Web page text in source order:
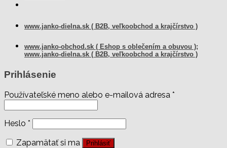
www.janko-dielna.sk ( B2B, veľkoobchod a krajčírstvo )
www.janko-obchod.sk ( Eshop s oblečením a obuvou );
www.janko-dielna.sk ( B2B, veľkoobchod a krajčírstvo )
Prihlásenie
Používateľské meno alebo e-mailová adresa *
Heslo *
Zapamätať si ma
Prihlásiť